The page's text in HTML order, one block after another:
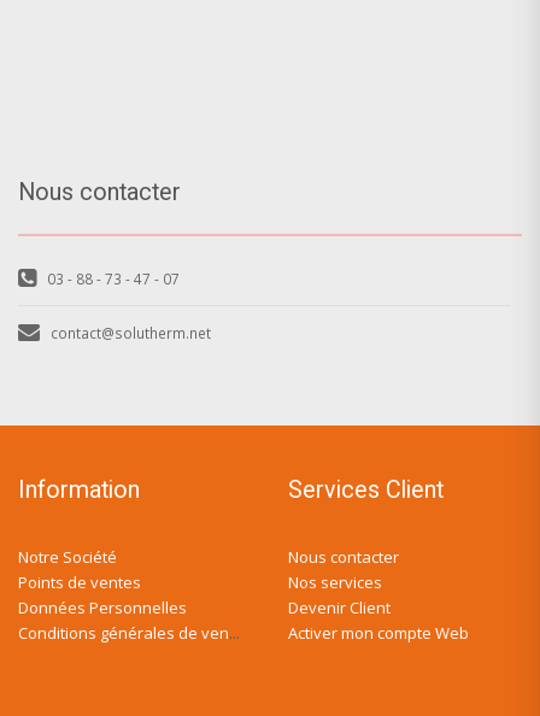
Nous contacter
03 - 88 - 73 - 47 - 07
contact@solutherm.net
Information
Notre Société
Points de ventes
Données Personnelles
Conditions générales de ventes
Services Client
Nous contacter
Nos services
Devenir Client
Activer mon compte Web